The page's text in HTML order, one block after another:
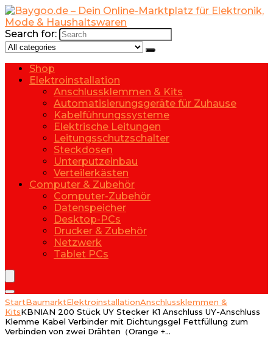
Search for:
Shop
Elektroinstallation
Anschlussklemmen & Kits
Automatisierungsgeräte für Zuhause
Kabelführungssysteme
Elektrische Leitungen
Leitungsschutzschalter
Steckdosen
Unterputzeinbau
Verteilerkästen
Computer & Zubehör
Computer-Zubehör
Datenspeicher
Desktop-PCs
Drucker & Zubehör
Netzwerk
Tablet PCs
StartBaumarktElektroinstallationAnschlussklemmen &
KitsKBNIAN 200 Stück UY Stecker K1 Anschluss UY-Anschluss
Klemme Kabel Verbinder mit Dichtungsgel Fettfüllung zum
Verbinden von zwei Drähten（Orange +…